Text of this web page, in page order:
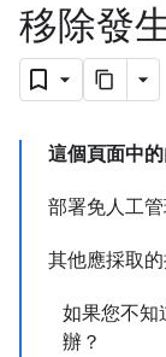
移除發
這個頁面中
部署免人工
其他應採取
如果您不知
辦？